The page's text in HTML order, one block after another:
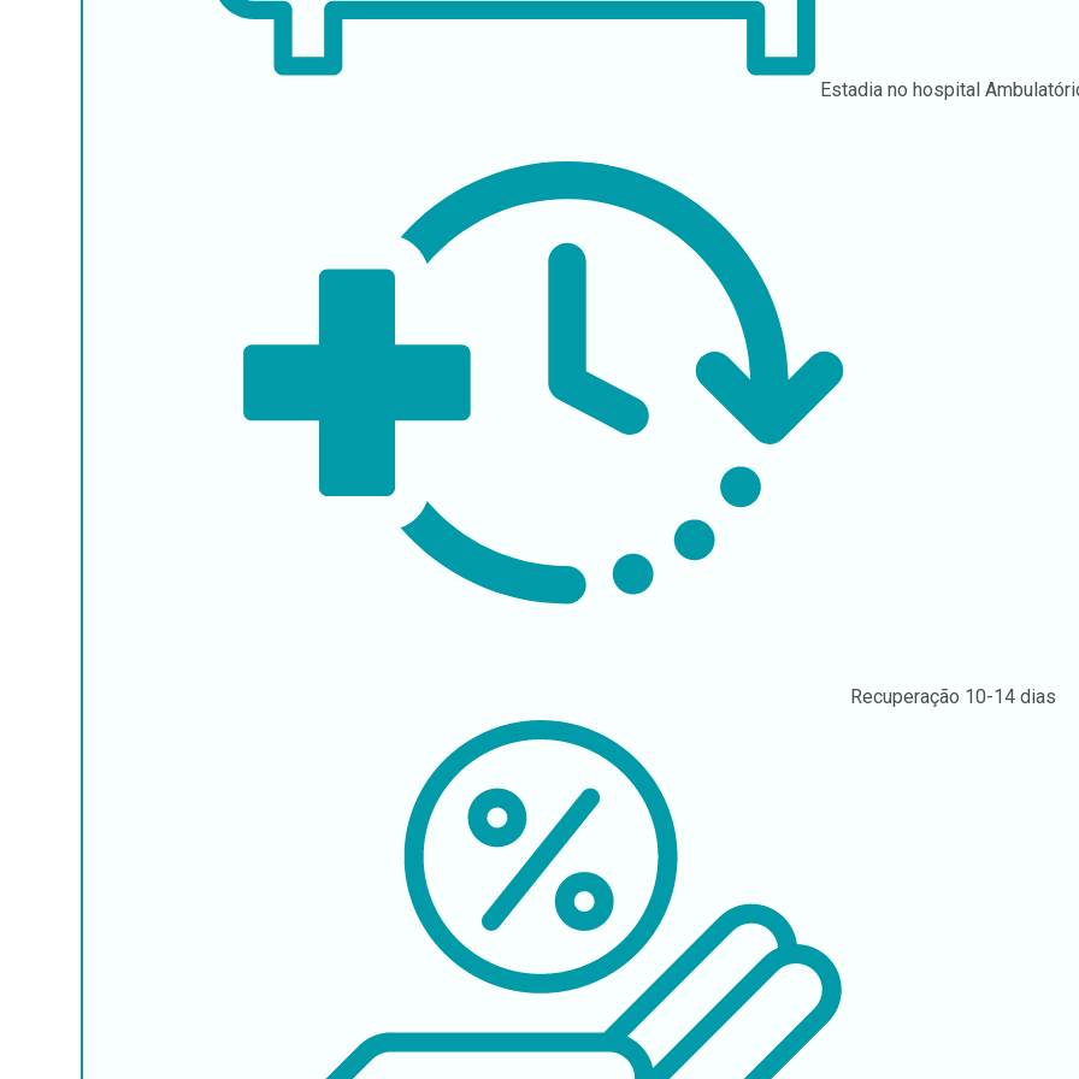
Estadia no hospital
Recuperação 10-14 dias